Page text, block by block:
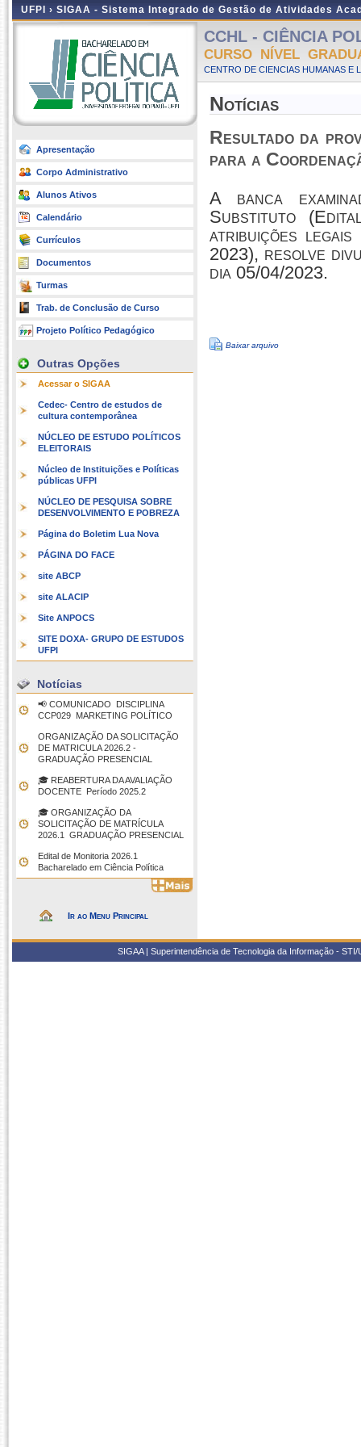
UFPI › SIGAA - Sistema Integrado de Gestão de Atividades
Apresentação
Corpo Administrativo
Alunos Ativos
Calendário
Currículos
Documentos
Turmas
Trab. de Conclusão de Curso
Projeto Político Pedagógico
Outras Opções
Acessar o SIGAA
Cedec- Centro de estudos de
cultura contemporânea
NÚCLEO DE ESTUDO POLÍTICOS
ELEITORAIS
Núcleo de Instituições e Políticas
públicas UFPI
NÚCLEO DE PESQUISA SOBRE
DESENVOLVIMENTO E POBREZA
Página do Boletim Lua Nova
PÁGINA DO FACE
site ABCP
site ALACIP
Site ANPOCS
SITE DOXA- GRUPO DE ESTUDOS
UFPI
Notícias
📢 COMUNICADO  DISCIPLINA
CCP029  MARKETING POLÍTICO
ORGANIZAÇÃO DA SOLICITAÇÃO
DE MATRICULA 2026.2 -
GRADUAÇÃO PRESENCIAL
🎓 REABERTURA DA AVALIAÇÃO
DOCENTE  Período 2025.2
🎓 ORGANIZAÇÃO DA
SOLICITAÇÃO DE MATRÍCULA
2026.1  GRADUAÇÃO PRESENCIAL
Edital de Monitoria 2026.1 
Bacharelado em Ciência Política
Ir ao Menu Principal
CCHL - CIÊNCIA
CURSO NÍVEL
CENTRO DE CIENCIAS HUMANAS E
Notícias
Resultado da
para a
A banca
Substituto
atribuições
2023), resolve
dia 05/04/2023.
Baixar arquivo
SIGAA | Superintendência de Tecnologia da Informação -